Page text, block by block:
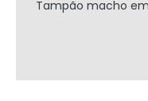
Tampão macho